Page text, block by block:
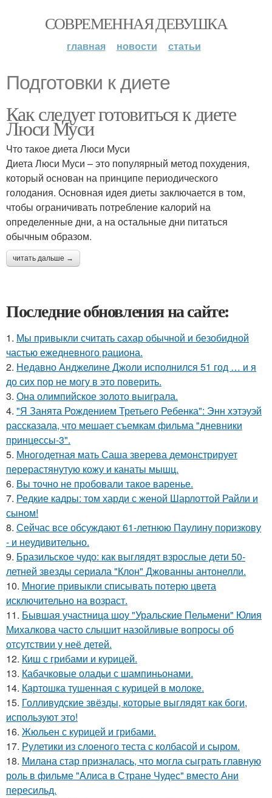
СОВРЕМЕННАЯ ДЕВУШКА
главная новости статьи
Подготовки к диете
Как следует готовиться к диете
Люси Муси
Что такое диета Люси Муси
Диета Люси Муси – это популярный метод похудения,
который основан на принципе периодического
голодания. Основная идея диеты заключается в том,
чтобы ограничивать потребление калорий на
определенные дни, а на остальные дни питаться
обычным образом.
читать дальше →
Последние обновления на сайте:
1. Мы привыкли считать сахар обычной и безобидной
частью ежедневного рациона.
2. Недавно Анджелине Джоли исполнился 51 год … и я
до сих пор не могу в это поверить.
3. Она олимпийское золото выиграла.
4. "Я Занята Рождением Третьего Ребенка": Энн хэтэуэй
рассказала, что мешает съемкам фильма "дневники
принцессы-3".
5. Многодетная мать Саша зверева демонстрирует
перерастянутую кожу и канаты мышц.
6. Вы точно не пробовали такое варенье.
7. Редкие кадры: том харди с женой Шарлоттой Райли и
сыном!
8. Сейчас все обсуждают 61-летнюю Паулину поризкову
- и неудивительно.
9. Бразильское чудо: как выглядят взрослые дети 50-
летней звезды сериала "Клон" Джованны антонелли.
10. Многие привыкли списывать потерю цвета
исключительно на возраст.
11. Бывшая участница шоу "Уральские Пельмени" Юлия
Михалкова часто слышит назойливые вопросы об
отсутствии у неё детей.
12. Киш с грибами и курицей.
13. Кабачковые оладьи с шампиньонами.
14. Картошка тушенная с курицей в молоке.
15. Голливудские звёзды, которые выглядят как боги,
используют это!
16. Жюльен с курицей и грибами.
17. Рулетики из слоеного теста с колбасой и сыром.
18. Милана стар призналась, что могла сыграть главную
роль в фильме "Алиса в Стране Чудес" вместо Ани
пересильд.